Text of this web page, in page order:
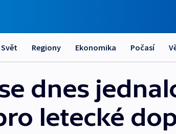
Svět Regiony Ekonomika Počasí
dnes
letecké